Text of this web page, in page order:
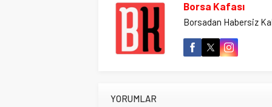
Borsa Kafası
Borsadan Habersiz
YORUMLAR